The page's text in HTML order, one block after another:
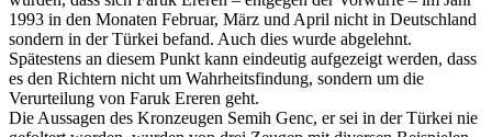
1993 in den Monaten Februar, März und April nicht in Deutschland
sondern in der Türkei befand. Auch dies wurde abgelehnt.
Spätestens an diesem Punkt kann eindeutig aufgezeigt werden, dass
es den Richtern nicht um Wahrheitsfindung, sondern um die
Verurteilung von Faruk Ereren geht.
Die Aussagen des Kronzeugen Semih Genc, er sei in der Türkei nie